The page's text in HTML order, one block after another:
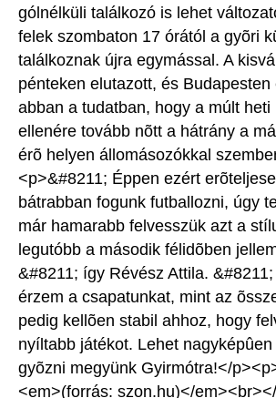
gólnélküli találkozó is lehet
felek szombaton 17 órától a gyõri
találkoznak újra egymással. A
pénteken elutazott, és Budapesten
abban a tudatban, hogy a múlt heti
ellenére tovább nõtt a hátrány a
érõ helyen állomásozókkal
<p>&#8211; Éppen ezért
bátrabban fogunk futballozni, úgy
már hamarabb felvesszük azt a
legutóbb a második félidõben
&#8211; így Révész Attila.
érzem a csapatunkat, mint az
pedig kellõen stabil ahhoz, hogy
nyíltabb játékot. Lehet
gyõzni megyünk Gyirmótra!</
<em>(forrás: szon.hu)</